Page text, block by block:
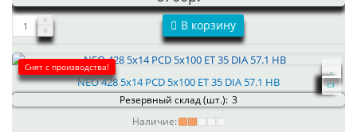
В корзину
Снят с производства!
NEO 428 5x14 PCD 5x100 ET 35 DIA 57.1 HB
Резервный склад (шт.): 3
Наличие: